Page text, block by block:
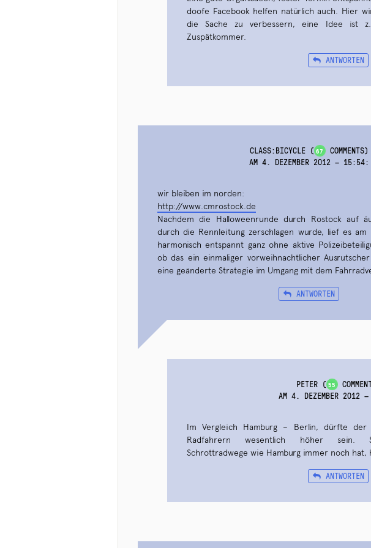
doofe Facebook helfen natürlich auch. Hier
die Sache zu verbessern, eine Idee ist
Zuspätkommer.
ANTWORTEN
CLASS:BICYCLE ( 67 COMMENTS)
AM 4. DEZEMBER 2012 — 15:54:
wir bleiben im norden:
http://www.cmrostock.de
Nachdem die Halloweenrunde durch Rostock auf
durch die Rennleitung zerschlagen wurde, lief es
harmonisch entspannt ganz ohne aktive
ob das ein einmaliger vorweihnachtlicher
eine geänderte Strategie im Umgang mit dem
ANTWORTEN
PETER ( 55
AM 4. DEZEMBER 2012
Im Vergleich Hamburg – Berlin, dürfte der
Radfahrern wesentlich höher sein.
Schrottradwege wie Hamburg immer noch hat,
ANTWORTEN